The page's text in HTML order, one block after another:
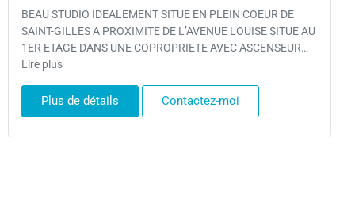
BEAU STUDIO IDEALEMENT SITUE EN PLEIN COEUR DE
SAINT-GILLES A PROXIMITE DE L’AVENUE LOUISE SITUE AU
1ER ETAGE DANS UNE COPROPRIETE AVEC ASCENSEUR…
Lire plus
Plus de détails Contactez-moi